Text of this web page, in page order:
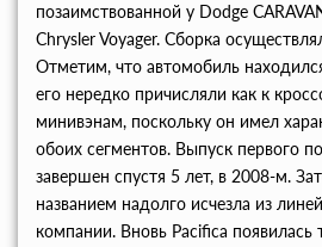
позаимствованной у Dodge
Chrysler Voyager. Сборка
Отметим, что автомобиль
его нередко причисляли как к
минивэнам, поскольку он имел
обоих сегментов. Выпуск первого
завершен спустя 5 лет, в 2008-м.
названием надолго исчезла из
компании. Вновь Pacifica появилась